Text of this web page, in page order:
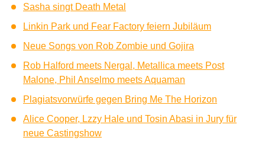
Sasha singt Death Metal
Linkin Park und Fear Factory feiern Jubiläum
Neue Songs von Rob Zombie und Gojira
Rob Halford meets Nergal, Metallica meets Post
Malone, Phil Anselmo meets Aquaman
Plagiatsvorwürfe gegen Bring Me The Horizon
Alice Cooper, Lzzy Hale und Tosin Abasi in Jury für
neue Castingshow